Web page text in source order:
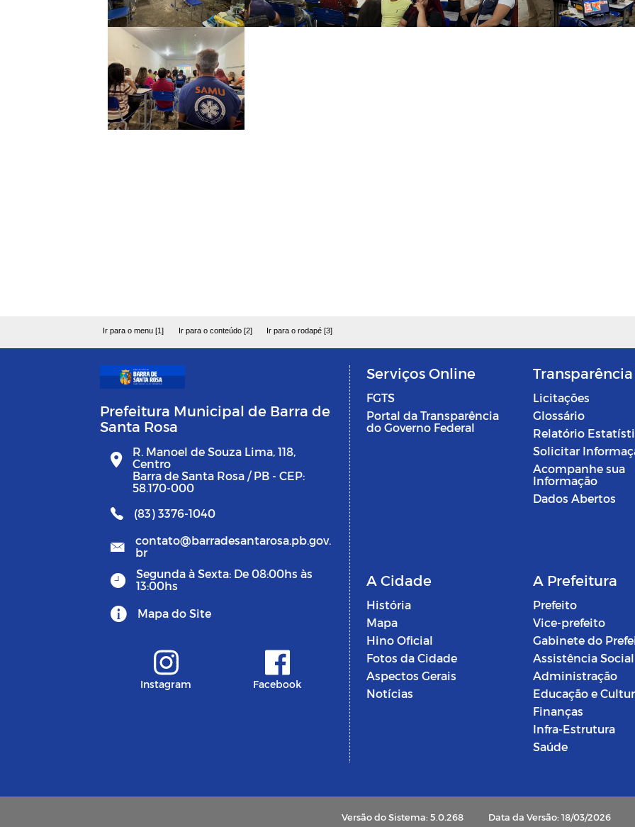
Ir para o menu [1] Ir para o conteúdo [2] Ir para o rodapé [3]
Prefeitura Municipal de Barra de
Santa Rosa
R. Manoel de Souza Lima, 118,
Centro
Barra de Santa Rosa / PB - CEP:
58.170-000
(83) 3376-1040
contato@barradesantarosa.pb.gov.
br
Segunda à Sexta: De 08:00hs às
13:00hs
Mapa do Site
Instagram Facebook
Serviços Online
FGTS
Portal da Transparência
do Governo Federal
Transparência
Licitações
Glossário
Relatório
Solicitar
Acompanhe sua
Informação
Dados Abertos
A Cidade
História
Mapa
Hino Oficial
Fotos da Cidade
Aspectos Gerais
Notícias
A Prefeitura
Prefeito
Vice-prefeito
Gabinete do
Assistência Social
Administração
Educação e
Finanças
Infra-Estrutura
Saúde
Versão do Sistema: 5.0.268 Data da Versão: 18/03/2026